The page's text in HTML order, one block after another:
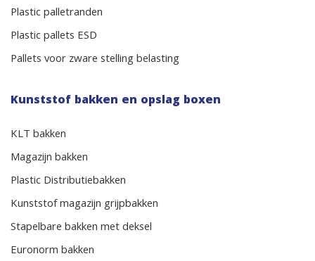
Plastic palletranden
Plastic pallets ESD
Pallets voor zware stelling belasting
Kunststof bakken en opslag boxen
KLT bakken
Magazijn bakken
Plastic Distributiebakken
Kunststof magazijn grijpbakken
Stapelbare bakken met deksel
Euronorm bakken